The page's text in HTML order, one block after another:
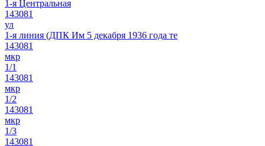
1-я Центральная
143081
ул
1-я линия (ДПК Им 5 декабря 1936 года те
143081
мкр
1/1
143081
мкр
1/2
143081
мкр
1/3
143081